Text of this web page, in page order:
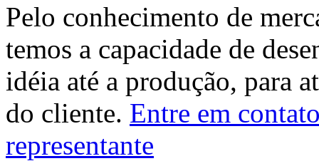
Pelo conhecimento de
temos a capacidade de
idéia até a produção, para
do cliente. Entre em
representante